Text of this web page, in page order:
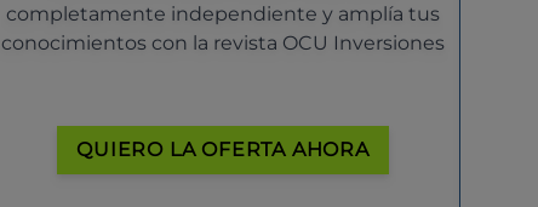
completamente independiente y amplía tus
conocimientos con la revista OCU Inversiones
QUIERO LA OFERTA AHORA